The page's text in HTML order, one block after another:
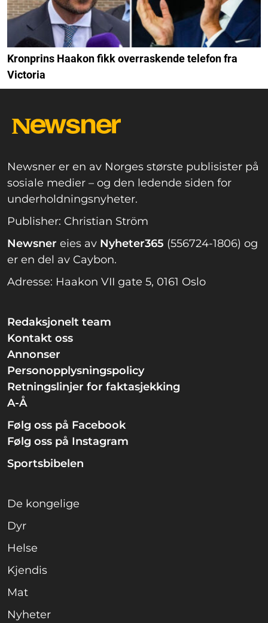
Kronprins Haakon fikk overraskende telefon fra
Victoria
Newsner er en av Norges største publisister på
sosiale medier – og den ledende siden for
underholdningsnyheter.
Publisher: Christian Ström
Newsner eies av Nyheter365 (556724-1806) og
er en del av Caybon.
Adresse: Haakon VII gate 5, 0161 Oslo
Redaksjonelt team
Kontakt oss
Annonser
Personopplysningspolicy
Retningslinjer for faktasjekking
A-Å
Følg oss på Facebook
Følg oss på Instagram
Sportsbibelen
De kongelige
Dyr
Helse
Kjendis
Mat
Nyheter